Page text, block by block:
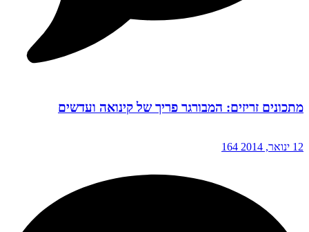
מתכונים זריזים: המבורגר פריך של קינואה ועדשים
12 ינואר, 2014 164